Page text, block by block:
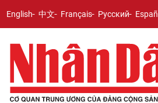
English 中文 Français Русский